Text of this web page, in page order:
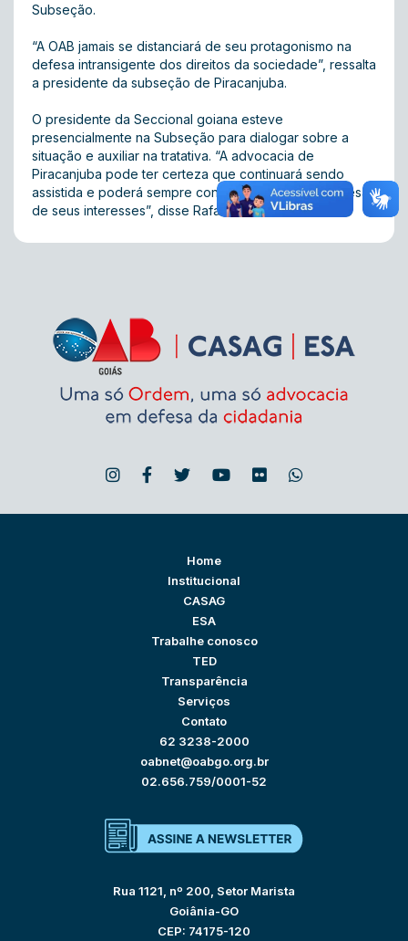
Subseção.
“A OAB jamais se distanciará de seu protagonismo na
defesa intransigente dos direitos da sociedade”, ressalta
a presidente da subseção de Piracanjuba.
O presidente da Seccional goiana esteve
presencialmente na Subseção para dialogar sobre a
situação e auxiliar na tratativa. “A advocacia de
Piracanjuba pode ter certeza que continuará sendo
assistida e poderá sempre contar com a OAB na defesa
de seus interesses”, disse Rafael Lara.
Home
Institucional
CASAG
ESA
Trabalhe conosco
TED
Transparência
Serviços
Contato
62 3238-2000
oabnet@oabgo.org.br
02.656.759/0001-52
Rua 1121, nº 200, Setor Marista
Goiânia-GO
CEP: 74175-120